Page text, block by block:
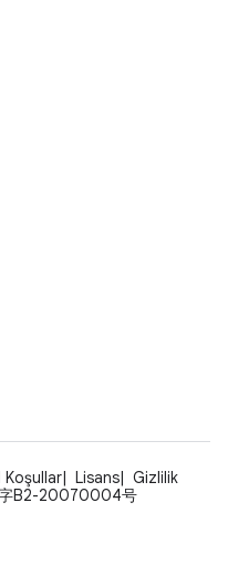
Koşullar Lisans
Gizlilik
字B2-20070004号